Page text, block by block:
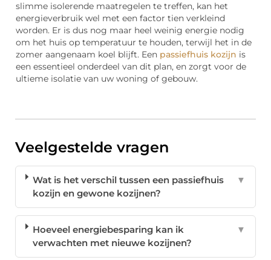
slimme isolerende maatregelen te treffen, kan het
energieverbruik wel met een factor tien verkleind
worden. Er is dus nog maar heel weinig energie nodig
om het huis op temperatuur te houden, terwijl het in de
zomer aangenaam koel blijft. Een passiefhuis kozijn is
een essentieel onderdeel van dit plan, en zorgt voor de
ultieme isolatie van uw woning of gebouw.
Veelgestelde vragen
Wat is het verschil tussen een passiefhuis
kozijn en gewone kozijnen?
▼
Hoeveel energiebesparing kan ik
verwachten met nieuwe kozijnen?
▼